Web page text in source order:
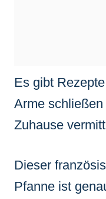
Es gibt
Arme
Zuhause
Dieser
Pfanne ist